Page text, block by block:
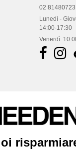
02 81480723
Lunedì -
14:00-17:30
Venerdì: